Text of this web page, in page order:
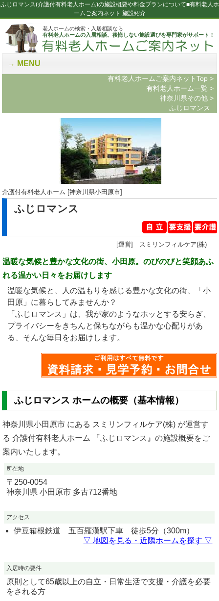
ふじロマンス(介護付有料老人ホーム)の施設概要や料金プランについて■有料老人ホ
ームご案内ネット 施設紹介
老人ホームの検索・入居相談なら
有料老人ホームの入居相談。後悔しない施設選びを専門家がサポート！
MENU
有料老人ホームご案内ネットTop >
有料老人ホーム一覧 >
神奈川県その他 >
ふじロマンス
介護付有料老人ホーム [神奈川県小田原市]
ふじロマンス
[運営] スミリンフィルケア(株)
温暖な気候と豊かな文化の街、小田原。のびのびと笑顔あふ
れる温かい日々をお届けします
温暖な気候と、人の温もりを感じる豊かな文化の街、「小
田原」に暮らしてみませんか？
「ふじロマンス」は、我が家のようなホッとする安らぎ、
プライバシーをきちんと保ちながらも温かな心配りがあ
る、そんな毎日をお届けします。
ふじロマンス ホームの概要（基本情報）
神奈川県小田原市 にある スミリンフィルケア(株) が運営す
る 介護付有料老人ホーム 『ふじロマンス』の施設概要をご
案内いたします。
所在地
〒 250-0054
神奈川県 小田原市 多古712番地
アクセス
伊豆箱根鉄道 五百羅漢駅下車 徒歩5分（300m）
▽ 地図を見る・近隣ホームを探す ▽
入居時の要件
原則として65歳以上の自立・日常生活で支援・介護を必要
をされる方